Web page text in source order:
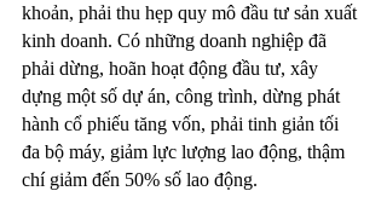
khoản, phải thu hẹp quy mô đầu tư sản xuất
kinh doanh. Có những doanh nghiệp đã
phải dừng, hoãn hoạt động đầu tư, xây
dựng một số dự án, công trình, dừng phát
hành cổ phiếu tăng vốn, phải tinh giản tối
đa bộ máy, giảm lực lượng lao động, thậm
chí giảm đến 50% số lao động.